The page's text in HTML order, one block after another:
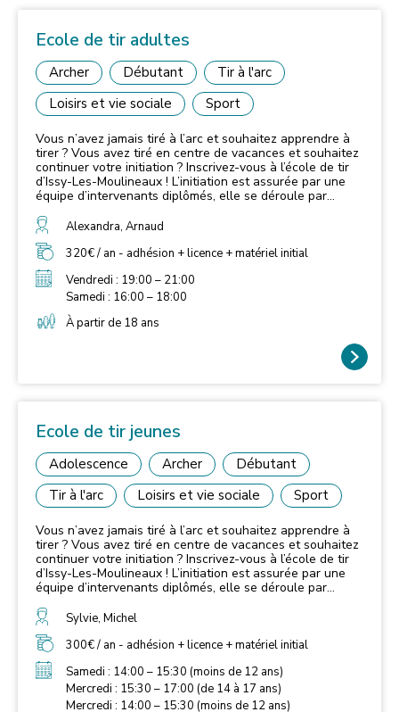
Ecole de tir adultes
Archer Débutant
Tir à l'arc
Loisirs et vie sociale
Sport
Vous n’avez jamais tiré à l’arc et souhaitez apprendre à
tirer ? Vous avez tiré en centre de vacances et souhaitez
continuer votre initiation ? Inscrivez-vous à l’école de tir
d’Issy-Les-Moulineaux ! L’initiation est assurée par une
équipe d’intervenants diplômés, elle se déroule par
hebdomadaire à laquelle vous serez affecté.e. Une fois
que l’archer a obtenu le niveau « flèche bleue »,
consistant à obtenir au minimum 280 points sur une cible
de 80cm à une distance de 20 mètres lors d’une série de
6 volées de 6 flèches, il est autorisé à venir tirer quand il
le souhaite (sans la surveillance d’un entraîneur), tout en
respectant les règles de sécurité et les horaires du club.
Il peut également assister aux cours de «
Alexandra, Arnaud
320€ / an - adhésion + licence + matériel initial
Vendredi : 19:00 – 21:00
Samedi : 16:00 – 18:00
À partir de 18 ans
Ecole de tir jeunes
Adolescence Archer
Débutant
Tir à l'arc
Loisirs et vie sociale Sport
Vous n’avez jamais tiré à l’arc et souhaitez apprendre à
tirer ? Vous avez tiré en centre de vacances et souhaitez
continuer votre initiation ? Inscrivez-vous à l’école de tir
d’Issy-Les-Moulineaux ! L’initiation est assurée par une
équipe d’intervenants diplômés, elle se déroule par
hebdomadaire à laquelle vous serez affecté.e. Différents
créneaux sont disponibles selon l'âge de l'enfant. Une
fois que l’archer a obtenu le niveau « flèche bleue »,
consistant à obtenir au minimum 280 points sur une cible
de 80cm à une distance de 20 mètres lors d’une série de
6 volées de 6 flèches, il est autorisé à venir tirer quand il
le souhaite (sans la surveillance d’un entraîneur), tout en
Sylvie, Michel
300€ / an - adhésion + licence + matériel initial
Samedi : 14:00 – 15:30 (moins de 12 ans)
Mercredi : 15:30 – 17:00 (de 14 à 17 ans)
Mercredi : 14:00 – 15:30 (moins de 12 ans)